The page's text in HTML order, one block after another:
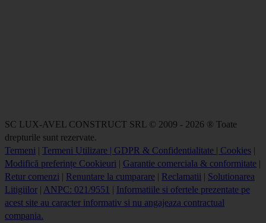
SC LUX-AVEL CONSTRUCT SRL © 2009 - 2026 ® Toate
drepturile sunt rezervate.
Termeni | Termeni Utilizare | GDPR & Confidentialitate | Cookies |
Modifică preferințe Cookieuri | Garantie comerciala & conformitate |
Retur comenzi | Renuntare la cumparare | Reclamatii | Solutionarea
Litigiilor | ANPC: 021/9551 | Informatiile si ofertele prezentate pe
acest site au caracter informativ si nu angajeaza contractual
compania.